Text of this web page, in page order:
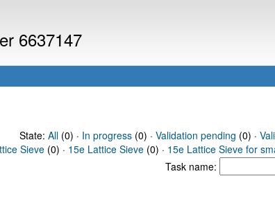
6637147
State: All(0) · In progress(0) · Validation pending (0) ·
Sieve (0) · 15e Lattice Sieve (0) · 15e Lattice Sieve for
Task name: